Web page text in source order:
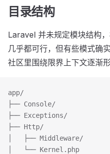
目录结构
Laravel 并未规定模块结构
几乎都可行，但有些模式确
社区里围绕限界上下文逐渐
app/
├── Console/               #
├── Exceptions/
├── Http/
│   ├── Middleware/
│   └── Kernel.php